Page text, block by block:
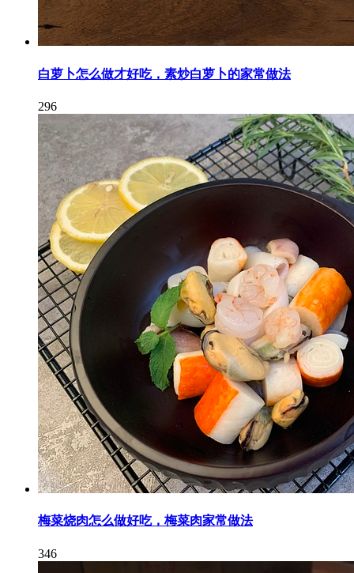
白萝卜怎么做才好吃，素炒白萝卜的家常做法
296
梅菜烧肉怎么做好吃，梅菜肉家常做法
346